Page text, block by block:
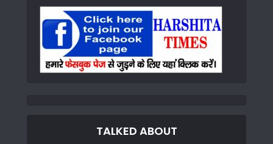
TALKED ABOUT